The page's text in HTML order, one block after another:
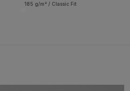
185 g/m² / Classic Fit